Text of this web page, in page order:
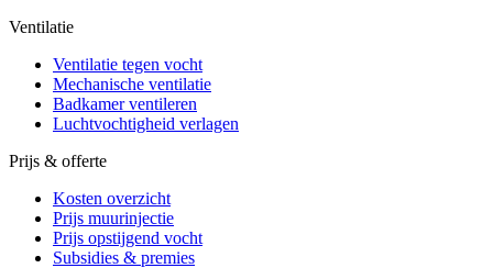
Ventilatie
Ventilatie tegen vocht
Mechanische ventilatie
Badkamer ventileren
Luchtvochtigheid verlagen
Prijs & offerte
Kosten overzicht
Prijs muurinjectie
Prijs opstijgend vocht
Subsidies & premies